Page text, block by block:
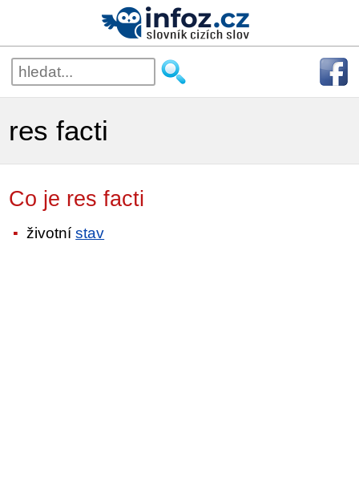
res facti
Co je res facti
životnístav